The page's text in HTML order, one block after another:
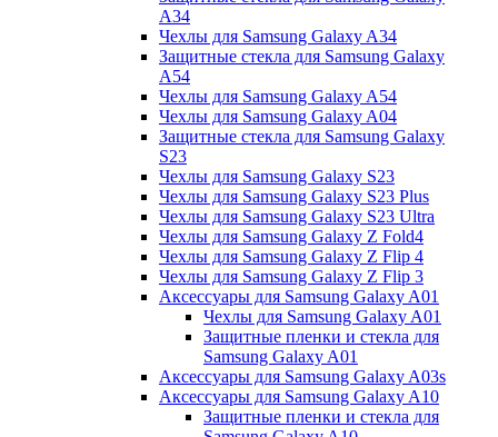
A34
Чехлы для Samsung Galaxy A34
Защитные стекла для Samsung Galaxy
A54
Чехлы для Samsung Galaxy A54
Чехлы для Samsung Galaxy A04
Защитные стекла для Samsung Galaxy
S23
Чехлы для Samsung Galaxy S23
Чехлы для Samsung Galaxy S23 Plus
Чехлы для Samsung Galaxy S23 Ultra
Чехлы для Samsung Galaxy Z Fold4
Чехлы для Samsung Galaxy Z Flip 4
Чехлы для Samsung Galaxy Z Flip 3
Аксессуары для Samsung Galaxy A01
Чехлы для Samsung Galaxy A01
Защитные пленки и стекла для
Samsung Galaxy A01
Аксессуары для Samsung Galaxy A03s
Аксессуары для Samsung Galaxy A10
Защитные пленки и стекла для